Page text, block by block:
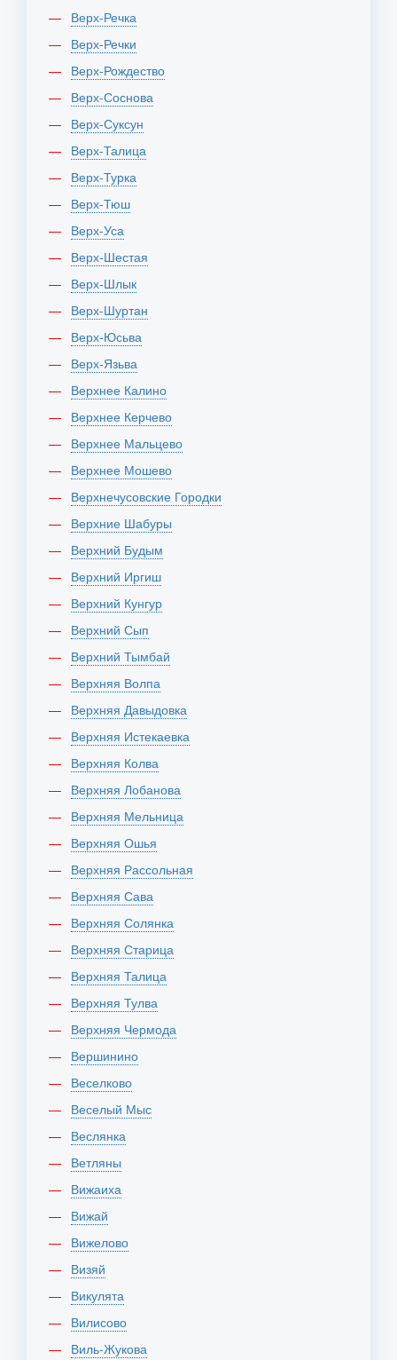
Верх-Речка
Верх-Речки
Верх-Рождество
Верх-Соснова
Верх-Суксун
Верх-Талица
Верх-Турка
Верх-Тюш
Верх-Уса
Верх-Шестая
Верх-Шлык
Верх-Шуртан
Верх-Юсьва
Верх-Язьва
Верхнее Калино
Верхнее Керчево
Верхнее Мальцево
Верхнее Мошево
Верхнечусовские Городки
Верхние Шабуры
Верхний Будым
Верхний Иргиш
Верхний Кунгур
Верхний Сып
Верхний Тымбай
Верхняя Волпа
Верхняя Давыдовка
Верхняя Истекаевка
Верхняя Колва
Верхняя Лобанова
Верхняя Мельница
Верхняя Ошья
Верхняя Рассольная
Верхняя Сава
Верхняя Солянка
Верхняя Старица
Верхняя Талица
Верхняя Тулва
Верхняя Чермода
Вершинино
Веселково
Веселый Мыс
Веслянка
Ветляны
Вижаиха
Вижай
Вижелово
Визяй
Викулята
Вилисово
Виль-Жукова